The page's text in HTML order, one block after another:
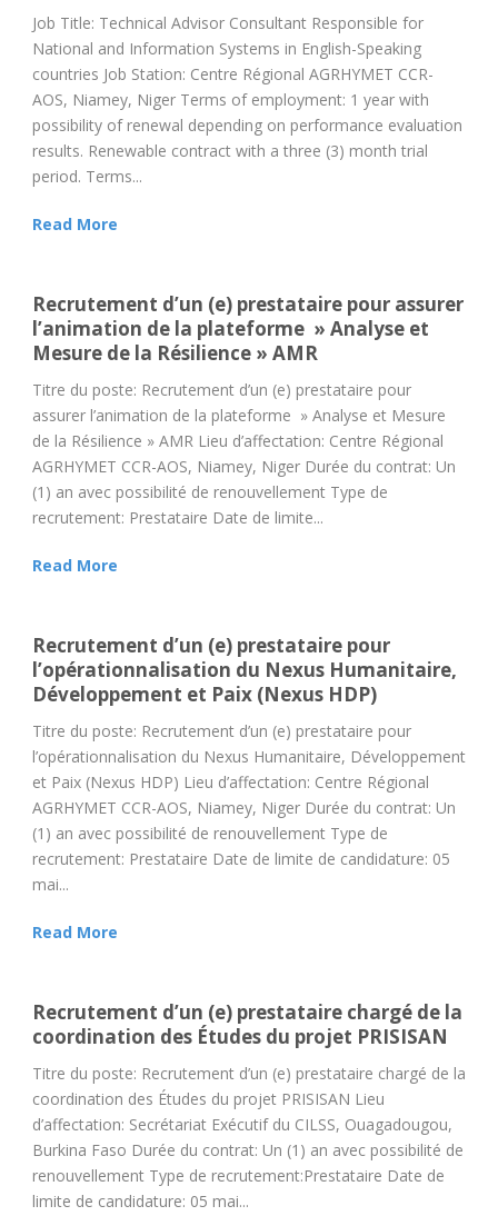
Job Title: Technical Advisor Consultant Responsible for
National and Information Systems in English-Speaking
countries Job Station: Centre Régional AGRHYMET CCR-
AOS, Niamey, Niger Terms of employment: 1 year with
possibility of renewal depending on performance evaluation
results. Renewable contract with a three (3) month trial
period. Terms...
Read More
Recrutement d’un (e) prestataire pour assurer
l’animation de la plateforme » Analyse et
Mesure de la Résilience » AMR
Titre du poste: Recrutement d’un (e) prestataire pour
assurer l’animation de la plateforme » Analyse et Mesure
de la Résilience » AMR Lieu d’affectation: Centre Régional
AGRHYMET CCR-AOS, Niamey, Niger Durée du contrat: Un
(1) an avec possibilité de renouvellement Type de
recrutement: Prestataire Date de limite...
Read More
Recrutement d’un (e) prestataire pour
l’opérationnalisation du Nexus Humanitaire,
Développement et Paix (Nexus HDP)
Titre du poste: Recrutement d’un (e) prestataire pour
l’opérationnalisation du Nexus Humanitaire, Développement
et Paix (Nexus HDP) Lieu d’affectation: Centre Régional
AGRHYMET CCR-AOS, Niamey, Niger Durée du contrat: Un
(1) an avec possibilité de renouvellement Type de
recrutement: Prestataire Date de limite de candidature: 05
mai...
Read More
Recrutement d’un (e) prestataire chargé de la
coordination des Études du projet PRISISAN
Titre du poste: Recrutement d’un (e) prestataire chargé de la
coordination des Études du projet PRISISAN Lieu
d’affectation: Secrétariat Exécutif du CILSS, Ouagadougou,
Burkina Faso Durée du contrat: Un (1) an avec possibilité de
renouvellement Type de recrutement:Prestataire Date de
limite de candidature: 05 mai...